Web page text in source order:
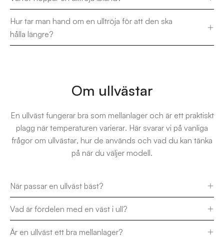
Hur tar man hand om en ulltröja för att den ska
hålla längre?
Om ullvästar
En ullväst fungerar bra som mellanlager och är ett praktiskt
plagg när temperaturen varierar. Här svarar vi på vanliga
frågor om ullvästar, hur de används och vad du kan tänka
på när du väljer modell.
När passar en ullväst bäst?
Vad är fördelen med en väst i ull?
Är en ullväst ett bra mellanlager?